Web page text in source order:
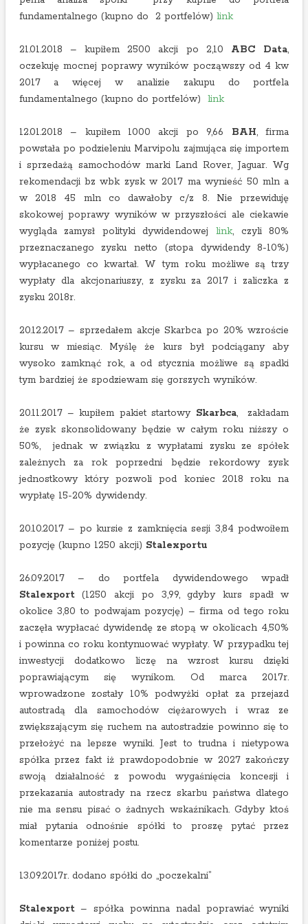
fundamentalnego (kupno do 2 portfelów) link
21.01.2018 – kupiłem 2500 akcji po 2,10 ABC Data,
oczekuję mocnej poprawy wyników począwszy od 4 kw
2017 a więcej w analizie zakupu do portfela
fundamentalnego (kupno do portfelów) link
12.01.2018 – kupiłem 1000 akcji po 9,66 BAH, firma
powstała po podzieleniu Marvipolu zajmująca się importem
i sprzedażą samochodów marki Land Rover, Jaguar. Wg
rekomendacji bz wbk zysk w 2017 ma wynieść 50 mln a
w 2018 45 mln co dawałoby c/z 8. Nie przewiduję
skokowej poprawy wyników w przyszłości ale ciekawie
wygląda zamysł polityki dywidendowejlink, czyli 80%
przeznaczanego zysku netto (stopa dywidendy 8-10%)
wypłacanego co kwartał. W tym roku możliwe są trzy
wypłaty dla akcjonariuszy, z zysku za 2017 i zaliczka z
zysku 2018r.
20.12.2017 – sprzedałem akcje Skarbca po 20% wzroście
kursu w miesiąc. Myślę że kurs był podciągany aby
wysoko zamknąć rok, a od stycznia możliwe są spadki
tym bardziej że spodziewam się gorszych wyników.
20.11.2017 – kupiłem pakiet startowy Skarbca, zakładam
że zysk skonsolidowany będzie w całym roku niższy o
50%, jednak w związku z wypłatami zysku ze spółek
zależnych za rok poprzedni będzie rekordowy zysk
jednostkowy który pozwoli pod koniec 2018 roku na
wypłatę 15-20% dywidendy.
20.10.2017 – po kursie z zamknięcia sesji 3,84 podwoiłem
pozycję (kupno 1250 akcji) Stalexportu
26.09.2017 – do portfela dywidendowego wpadł
Stalexport(1250 akcji po 3,99, gdyby kurs spadł w
okolice 3,80 to podwajam pozycję) – firma od tego roku
zaczęła wypłacać dywidendę ze stopą w okolicach 4,50%
i powinna co roku kontynuować wypłaty. W przypadku tej
inwestycji dodatkowo liczę na wzrost kursu dzięki
poprawiającym się wynikom. Od marca 2017r.
wprowadzone zostały 10% podwyżki opłat za przejazd
autostradą dla samochodów ciężarowych i wraz ze
zwiększającym się ruchem na autostradzie powinno się to
przełożyć na lepsze wyniki. Jest to trudna i nietypowa
spółka przez fakt iż prawdopodobnie w 2027 zakończy
swoją działalność z powodu wygaśnięcia koncesji i
przekazania autostrady na rzecz skarbu państwa dlatego
nie ma sensu pisać o żadnych wskaźnikach. Gdyby ktoś
miał pytania odnośnie spółki to proszę pytać przez
komentarze poniżej postu.
13.09.2017r. dodano spółki do „poczekalni”
Stalexport– spółka powinna nadal poprawiać wyniki